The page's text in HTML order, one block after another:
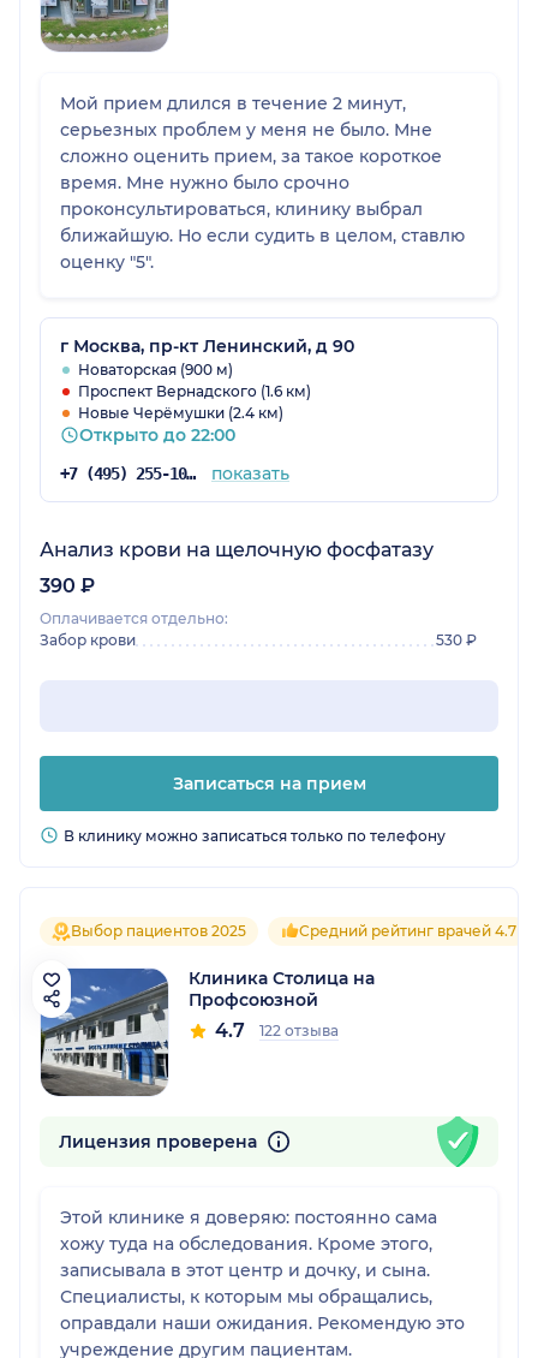
Мой прием длился в течение 2 минут,
серьезных проблем у меня не было. Мне
сложно оценить прием, за такое короткое
время. Мне нужно было срочно
проконсультироваться, клинику выбрал
ближайшую. Но если судить в целом, ставлю
оценку "5".
г Москва, пр-кт Ленинский, д 90
Новаторская (900 м)
Проспект Вернадского (1.6 км)
Новые Черёмушки (2.4 км)
Открыто до 22:00
+7 (495) 255-10-78 показать
Анализ крови на щелочную фосфатазу
390 ₽
Оплачивается отдельно:
Забор крови
530 ₽
Записаться на прием
В клинику можно записаться только по телефону
Выбор пациентов 2025 Средний рейтинг врачей 4.7
Клиника Столица на
Профсоюзной
4.7 122 отзыва
Лицензия проверена
Этой клинике я доверяю: постоянно сама
хожу туда на обследования. Кроме этого,
записывала в этот центр и дочку, и сына.
Специалисты, к которым мы обращались,
оправдали наши ожидания. Рекомендую это
учреждение другим пациентам.